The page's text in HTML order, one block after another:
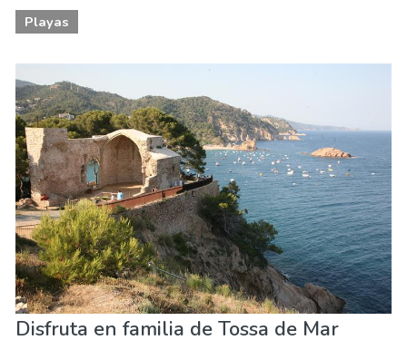
Playas
Disfruta en familia de Tossa de Mar